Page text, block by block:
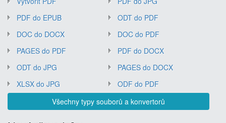
PDF do EPUB
ODT do PDF
DOC do DOCX
DOC do PDF
PAGES do PDF
PDF do DOCX
ODT do JPG
PAGES do DOCX
XLSX do JPG
ODF do PDF
Všechny typy souborů a konvertorů